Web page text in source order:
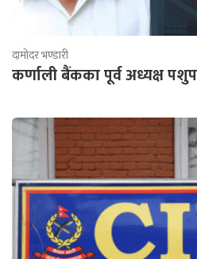
दामोदर भण्डारी
कर्णाली बैंकका पूर्व अध्यक्ष